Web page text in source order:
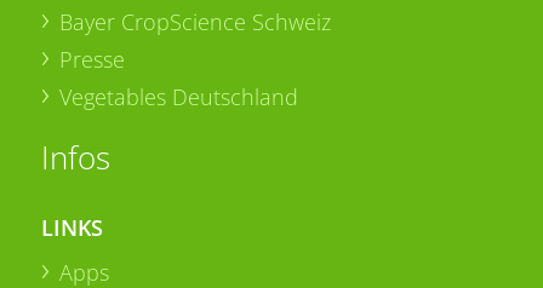
Bayer CropScience Schweiz
Presse
Vegetables Deutschland
Infos
LINKS
Apps